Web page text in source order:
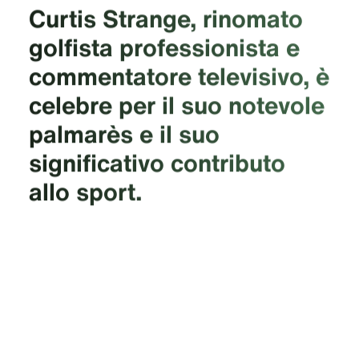
Curtis Strange, rinomato
golfista professionista e
commentatore televisivo, è
celebre per il suo notevole
palmarès e il suo
significativo contributo
allo sport.